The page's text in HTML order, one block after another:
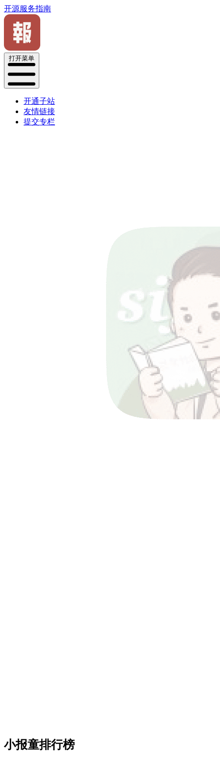
开源服务指南
打开菜单
开通子站
友情链接
提交专栏
小报童排行榜